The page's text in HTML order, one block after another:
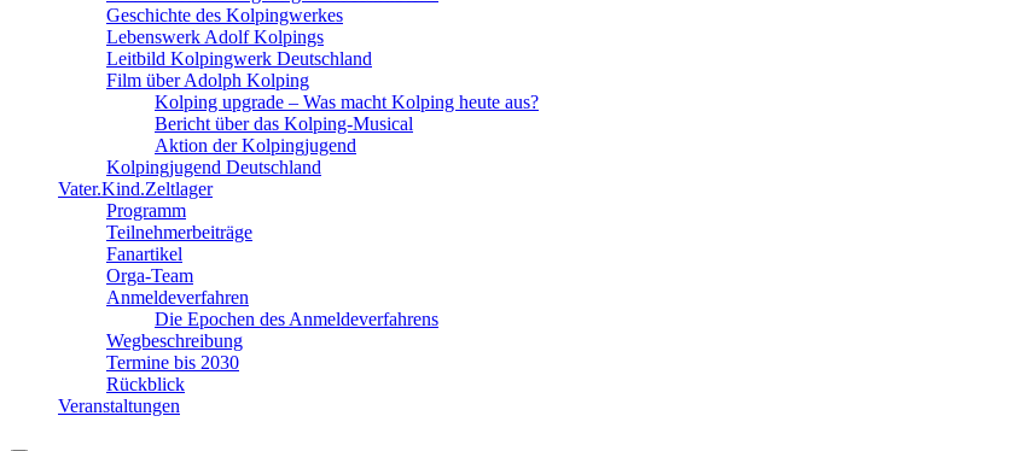
Geschichte des Kolpingwerkes
Lebenswerk Adolf Kolpings
Leitbild Kolpingwerk Deutschland
Film über Adolph Kolping
Kolping upgrade – Was macht Kolping heute aus?
Bericht über das Kolping-Musical
Aktion der Kolpingjugend
Kolpingjugend Deutschland
Vater.Kind.Zeltlager
Programm
Teilnehmerbeiträge
Fanartikel
Orga-Team
Anmeldeverfahren
Die Epochen des Anmeldeverfahrens
Wegbeschreibung
Termine bis 2030
Rückblick
Veranstaltungen